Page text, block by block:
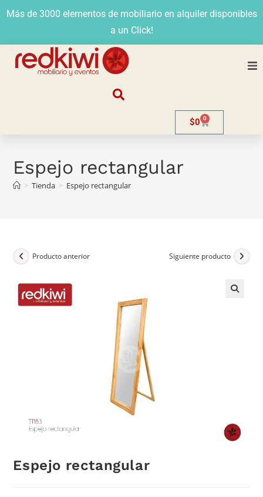
Más de 3000 elementos de mobiliario en alquiler disponibles
a un Click!
Contacto
$0 0
Espejo rectangular
> Tienda > Espejo rectangular
Producto anterior Siguiente producto
Espejo rectangular